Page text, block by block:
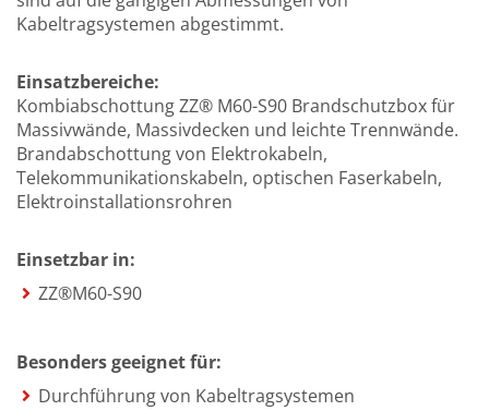
Kabeltragsystemen abgestimmt.
Einsatzbereiche:
Kombiabschottung ZZ® M60-S90 Brandschutzbox für
Massivwände, Massivdecken und leichte Trennwände.
Brandabschottung von Elektrokabeln,
Telekommunikationskabeln, optischen Faserkabeln,
Elektroinstallationsrohren
Einsetzbar in:
ZZ®M60-S90
Besonders geeignet für:
Durchführung von Kabeltragsystemen